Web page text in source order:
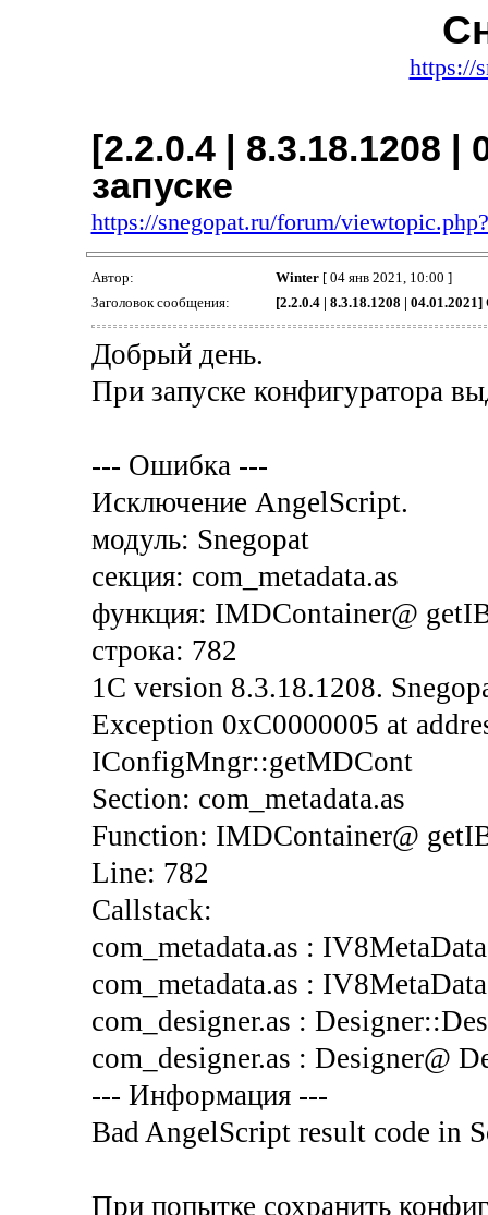
https://
[2.2.0.4 | 8.3.18.1208
запуске
https://snegopat.ru/forum/
Автор: Winter[ 04 янв 2021, 10:00 ]
Заголовок сообщения:
[2.2.0.4 | 8.3.18.1208 |
Добрый день.
При запуске конфигуратора
--- Ошибка ---
Исключение AngelScript.
модуль: Snegopat
секция: com_metadata.as
функция: IMDContainer@
строка: 782
1C version 8.3.18.1208.
Exception 0xC0000005 at
IConfigMngr::getMDCont
Section: com_metadata.as
Function: IMDContainer@
Line: 782
Callstack:
com_metadata.as :
com_metadata.as :
com_designer.as :
com_designer.as : Designer@
--- Информация ---
Bad AngelScript result code in
При попытке сохранить